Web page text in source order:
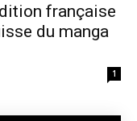
française
du manga
1